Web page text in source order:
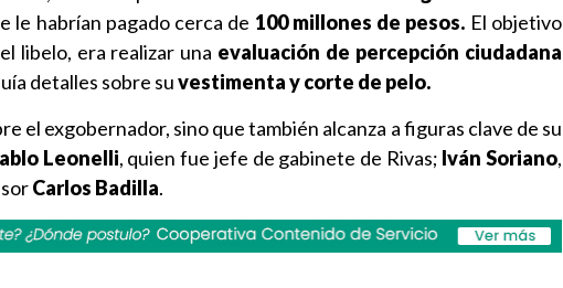
le habrían pagado cerca de 100 millones de pesos. El objetivo
libelo, era realizar una evaluación de percepción ciudadana
detalles sobre suvestimenta y corte de pelo.
el exgobernador, sino que también alcanza a figuras clave de su
Leonelli, quien fue jefe de gabinete de Rivas; Iván Soriano,
Carlos Badilla.